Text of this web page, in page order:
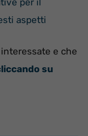
aspetti
e che
su